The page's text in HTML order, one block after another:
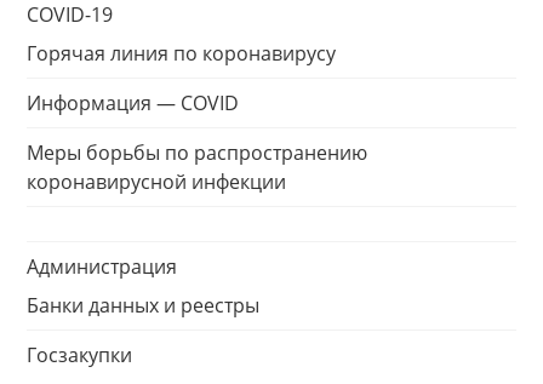
COVID-19
Горячая линия по коронавирусу
Информация — COVID
Меры борьбы по распространению
коронавирусной инфекции
Администрация
Банки данных и реестры
Госзакупки